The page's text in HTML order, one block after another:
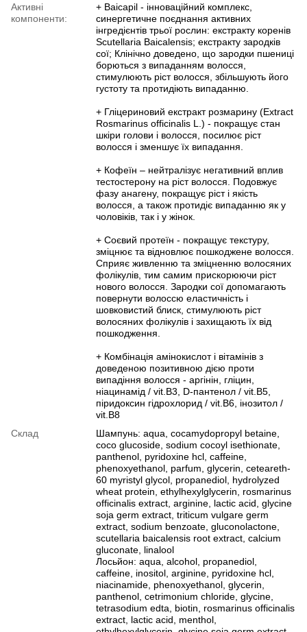
Активні
компоненти:
+ Baicapil - інноваційний комплекс,
синергетичне поєднання активних
інгредієнтів трьої рослин: екстракту коренів
Scutellaria Baicalensis; екстракту зародків
сої; Клінічно доведено, що зародки пшениці
борються з випаданням волосся,
стимулюють ріст волосся, збільшують його
густоту та протидіють випаданню.
+ Гліцериновий екстракт розмарину (Extract
Rosmarinus officinalis L.) - покращує стан
шкіри голови і волосся, посилює ріст
волосся і зменшує їх випадання.
+ Кофеїн – нейтралізує негативний вплив
тестостерону на ріст волосся. Подовжує
фазу анагену, покращує ріст і якість
волосся, а також протидіє випаданню як у
чоловіків, так і у жінок.
+ Соєвий протеїн - покращує текстуру,
зміцнює та відновлює пошкоджене волосся.
Сприяє живленню та зміцненню волосяних
фолікулів, тим самим прискорюючи ріст
нового волосся. Зародки сої допомагають
повернути волоссю еластичність і
шовковистий блиск, стимулюють ріст
волосяних фолікулів і захищають їх від
пошкодження.
+ Комбінація амінокислот і вітамінів з
доведеною позитивною дією проти
випадіння волосся - аргінін, гліцин,
ніацинамід / vit.B3, D-пантенол / vit.B5,
піридоксин гідрохлорид / vit.B6, інозитол /
vit.B8
Склад
Шампунь: aqua, cocamydopropyl betaine,
coco glucoside, sodium cocoyl isethionate,
panthenol, pyridoxine hcl, caffeine,
phenoxyethanol, parfum, glycerin, ceteareth-
60 myristyl glycol, propanediol, hydrolyzed
wheat protein, ethylhexylglycerin, rosmarinus
officinalis extract, arginine, lactic acid, glycine
soja germ extract, triticum vulgare germ
extract, sodium benzoate, gluconolactone,
scutellaria baicalensis root extract, calcium
gluconate, linalool
Лосьйон: aqua, alcohol, propanediol,
caffeine, inositol, arginine, pyridoxine hcl,
niacinamide, phenoxyethanol, glycerin,
panthenol, cetrimonium chloride, glycine,
tetrasodium edta, biotin, rosmarinus officinalis
extract, lactic acid, menthol,